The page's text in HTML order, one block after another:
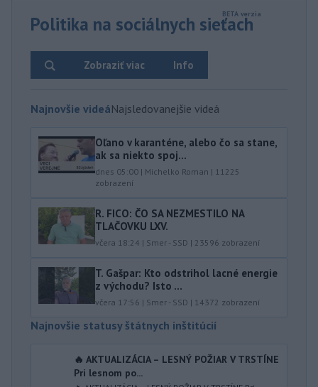
Politika na sociálnych sieťach
Info
Zobraziť viac
Najnovšie videáNajsledovanejšie videá
Oľano v karanténe, alebo čo sa stane,
ak sa niekto spoj...
dnes 05:00 | Michelko Roman | 11225
zobrazení
R. FICO: ČO SA NEZMESTILO NA
TLAČOVKU LXV.
včera 18:24 | Smer - SSD | 23596 zobrazení
T. Gašpar: Kto odstrihol lacné energie
z východu? Isto ...
včera 17:56 | Smer - SSD | 14372 zobrazení
Najnovšie statusy štátnych inštitúcií
🔥 AKTUALIZÁCIA – LESNÝ POŽIAR V TRSTÍNE
Pri lesnom po...